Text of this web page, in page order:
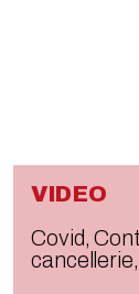
VIDEO
Covid,